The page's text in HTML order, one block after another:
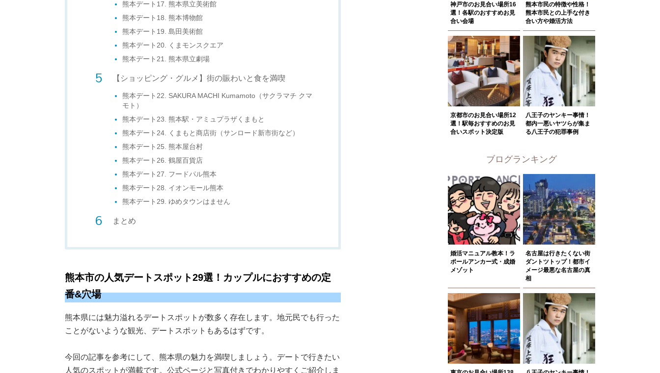
熊本デート17. 熊本県立美術館
熊本デート18. 熊本博物館
熊本デート19. 島田美術館
熊本デート20. くまモンスクエア
熊本デート21. 熊本県立劇場
【ショッピング・グルメ】街の賑わいと食を満喫
熊本デート22. SAKURA MACHI Kumamoto（サクラマチ クマ
モト）
熊本デート23. 熊本駅・アミュプラザくまもと
熊本デート24. くまもと商店街（サンロード新市街など）
熊本デート25. 熊本屋台村
熊本デート26. 鶴屋百貨店
熊本デート27. フードパル熊本
熊本デート28. イオンモール熊本
熊本デート29. ゆめタウンはません
まとめ
熊本市の人気デートスポット29選！カップルにおすすめの定
番&穴場
熊本県には魅力溢れるデートスポットが数多く存在します。地元民でも行った
ことがないような観光、デートスポットもあるはずです。
今回の記事を参考にして、熊本県の魅力を満喫しましょう。デートで行きたい
人気のスポットが満載です。公式ページと写真付きでわかりやすくご紹介しま
神戸市のお見合い場所16
選！各駅のおすすめお見
合い会場
熊本市民の特徴や性格！
熊本市民との上手な付き
合い方や婚活方法
京都市のお見合い場所12
選！駅毎おすすめのお見
合いスポット決定版
八王子のヤンキー事情！
都内一悪いヤツらが集ま
る八王子の犯罪事例
ブログランキング
婚活マニュアル教本！ラ
ポールアンカー式・成婚
メゾット
名古屋は行きたくない街
ダントツトップ！都市イ
メージ最悪な名古屋の真
相